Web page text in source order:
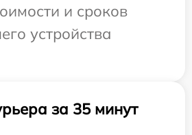
и сроков
устройства
за 35 минут